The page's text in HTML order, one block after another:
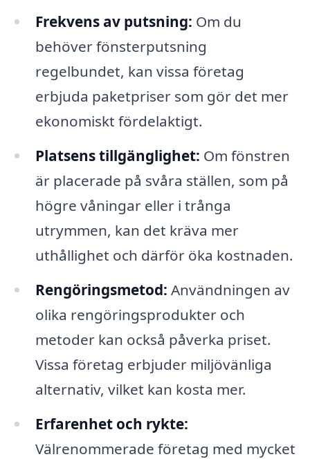
Frekvens av putsning: Om du
behöver fönsterputsning
regelbundet, kan vissa företag
erbjuda paketpriser som gör det mer
ekonomiskt fördelaktigt.
Platsens tillgänglighet: Om fönstren
är placerade på svåra ställen, som på
högre våningar eller i trånga
utrymmen, kan det kräva mer
uthållighet och därför öka kostnaden.
Rengöringsmetod: Användningen av
olika rengöringsprodukter och
metoder kan också påverka priset.
Vissa företag erbjuder miljövänliga
alternativ, vilket kan kosta mer.
Erfarenhet och rykte:
Välrenommerade företag med mycket